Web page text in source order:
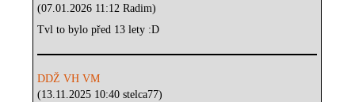
(07.01.2026 11:12 Radim)
Tvl to bylo před 13 lety :D
DDŽ VH VM
(13.11.2025 10:40 stelca77)